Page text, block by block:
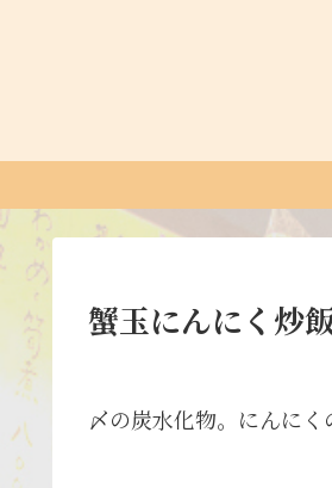
蟹玉にんにく炒
〆の炭水化物。にんに